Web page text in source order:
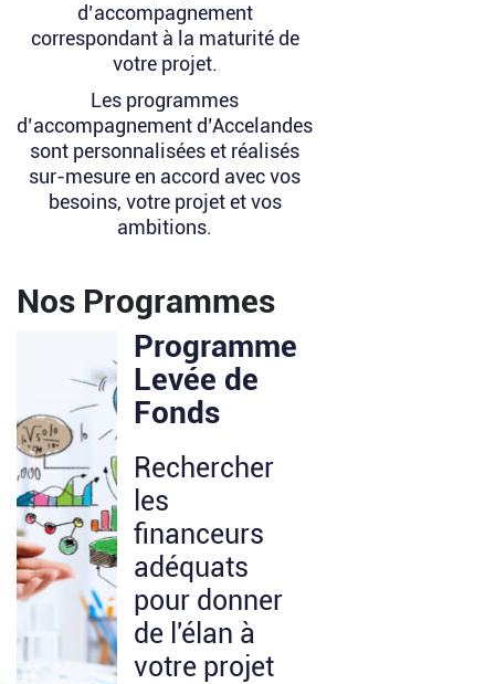
d’accompagnement
correspondant à la maturité de
votre projet.
Les programmes
d’accompagnement d’Accelandes
sont personnalisées et réalisés
sur-mesure en accord avec vos
besoins, votre projet et vos
ambitions.
Nos Programmes
Programme
Levée de
Fonds
Rechercher
les
financeurs
adéquats
pour donner
de l'élan à
votre projet